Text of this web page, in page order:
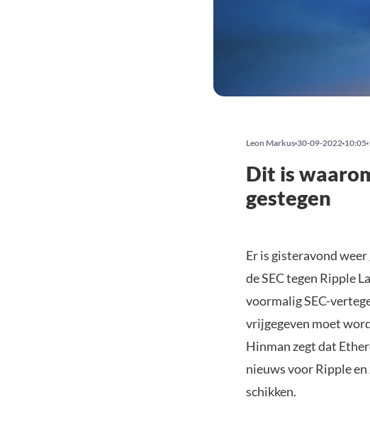
Leon Markus 30-09-2022 10:05
Dit is
gestegen
Er is gisteravond
de SEC tegen Ripple
voormalig SEC-
vrijgegeven moet
Hinman zegt dat
nieuws voor Ripple en
schikken.